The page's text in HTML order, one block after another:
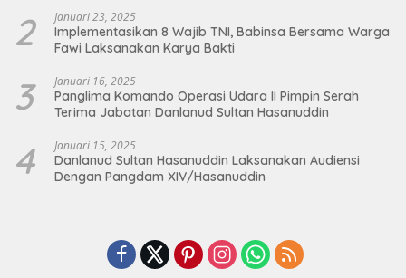
2 Januari 23, 2025
Implementasikan 8 Wajib TNI, Babinsa Bersama Warga
Fawi Laksanakan Karya Bakti
3 Januari 16, 2025
Panglima Komando Operasi Udara II Pimpin Serah
Terima Jabatan Danlanud Sultan Hasanuddin
4 Januari 15, 2025
Danlanud Sultan Hasanuddin Laksanakan Audiensi
Dengan Pangdam XIV/Hasanuddin